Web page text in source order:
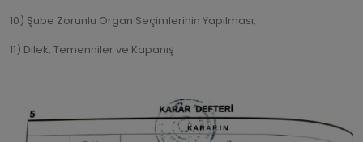
10) Şube Zorunlu Organ Seçimlerinin Yapılması,
11) Dilek, Temenniler ve Kapanış